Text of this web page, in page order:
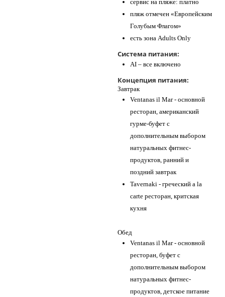
сервис на пляже: платно
пляж отмечен «Европейским
Голубым Флагом»
есть зона Adults Only
Система питания:
AI – все включено
Концепция питания:
Завтрак
Ventanas il Mar - основной
ресторан, американский
гурме-буфет с
дополнительным выбором
натуральных фитнес-
продуктов, ранний и
поздний завтрак
Tavernaki - греческий a la
carte ресторан, критская
кухня
Обед
Ventanas il Mar - основной
ресторан, буфет с
дополнительным выбором
натуральных фитнес-
продуктов, детское питание